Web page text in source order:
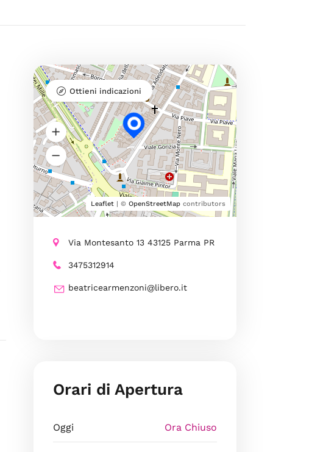
Leaflet| © OpenStreetMapcontributors
Ottieni indicazioni
Via Montesanto 13 43125 Parma PR
3475312914
beatricearmenzoni@libero.it
Orari di Apertura
Oggi Ora Chiuso